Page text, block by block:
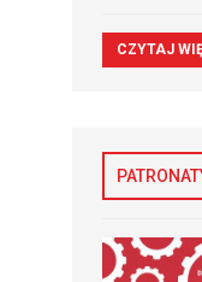
CZYTAJ